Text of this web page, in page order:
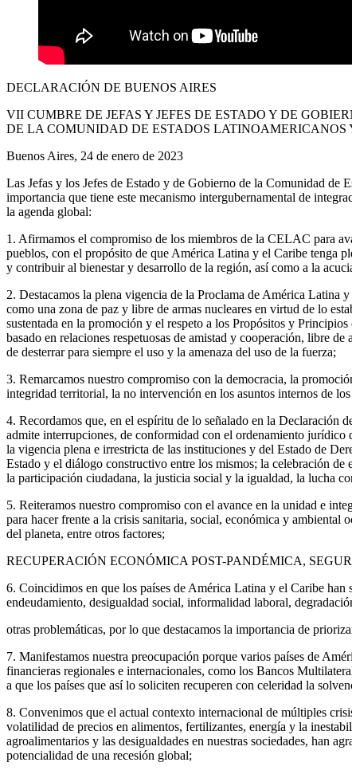
DECLARACIÓN DE BUENOS AIRES
VII CUMBRE DE JEFAS Y JEFES DE ESTADO Y DE
DE LA COMUNIDAD DE ESTADOS LATINOAMERICANOS
Buenos Aires, 24 de enero de 2023
Las Jefas y los Jefes de Estado y de Gobierno de la Comunidad
importancia que tiene este mecanismo intergubernamental de
la agenda global:
1. Afirmamos el compromiso de los miembros de la CELAC para
pueblos, con el propósito de que América Latina y el Caribe tenga
y contribuir al bienestar y desarrollo de la región, así como a la
2. Destacamos la plena vigencia de la Proclama de América
como una zona de paz y libre de armas nucleares en virtud de lo
sustentada en la promoción y el respeto a los Propósitos y
basado en relaciones respetuosas de amistad y cooperación, libre
de desterrar para siempre el uso y la amenaza del uso de la fuerza;
3. Remarcamos nuestro compromiso con la democracia, la
integridad territorial, la no intervención en los asuntos internos de
4. Recordamos que, en el espíritu de lo señalado en la
admite interrupciones, de conformidad con el ordenamiento jurídico
la vigencia plena e irrestricta de las instituciones y del Estado de
Estado y el diálogo constructivo entre los mismos; la celebración de
la participación ciudadana, la justicia social y la igualdad, la lucha
5. Reiteramos nuestro compromiso con el avance en la unidad e
para hacer frente a la crisis sanitaria, social, económica y
del planeta, entre otros factores;
RECUPERACIÓN ECONÓMICA POST-PANDÉMICA,
6. Coincidimos en que los países de América Latina y el Caribe
endeudamiento, desigualdad social, informalidad laboral,
otras problemáticas, por lo que destacamos la importancia de
7. Manifestamos nuestra preocupación porque varios países de
financieras regionales e internacionales, como los Bancos
a que los países que así lo soliciten recuperen con celeridad la
8. Convenimos que el actual contexto internacional de múltiples
volatilidad de precios en alimentos, fertilizantes, energía y la
agroalimentarios y las desigualdades en nuestras sociedades, han
potencialidad de una recesión global;